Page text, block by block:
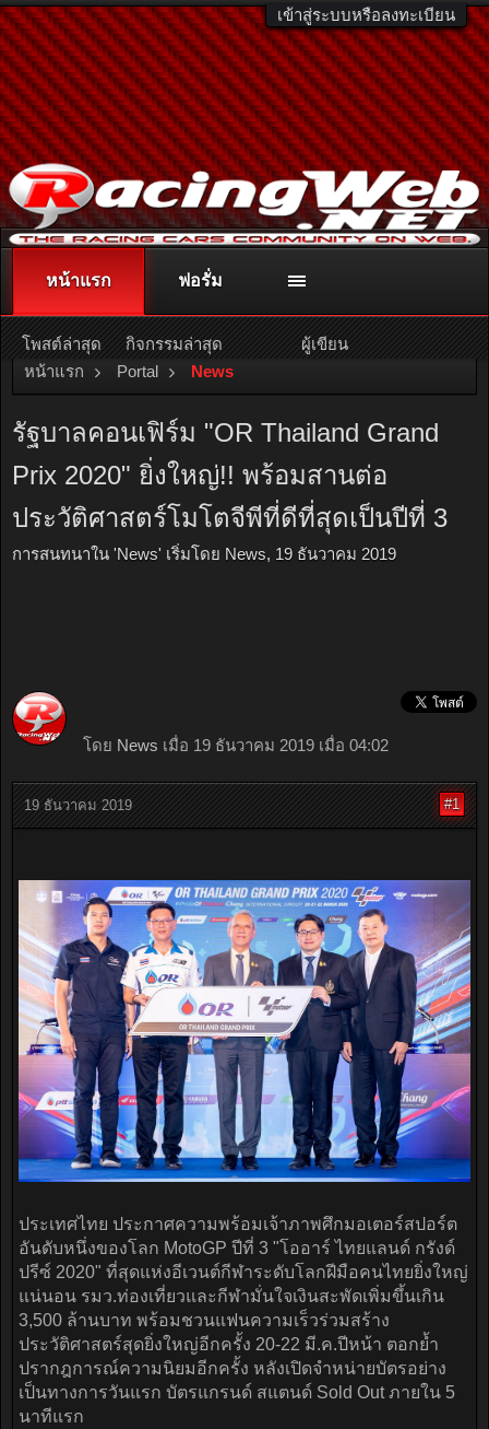
เข้าสู่ระบบหรือลงทะเบียน
ติดต่อลงโฆษณา racingweb@gmail.comหรือโทร. 081-811-1138
หรืออ่านรายละเอียดเพิ่มเติม คลิกที่นี่
หน้าแรก Portal News
รัฐบาลคอนเฟิร์ม "OR Thailand Grand
Prix 2020" ยิ่งใหญ่!! พร้อมสานต่อ
ประวัติศาสตร์โมโตจีพีที่ดีที่สุดเป็นปีที่ 3
การสนทนาใน 'News' เริ่มโดย News, 19 ธันวาคม 2019
โดย News เมื่อ 19 ธันวาคม 2019 เมื่อ 04:02
19 ธันวาคม 2019 #1
ประเทศไทย ประกาศความพร้อมเจ้าภาพศึกมอเตอร์สปอร์ต
อันดับหนึ่งของโลก MotoGP ปีที่ 3 "โออาร์ ไทยแลนด์ กรังด์
ปรีซ์ 2020" ที่สุดแห่งอีเวนต์กีฬาระดับโลกฝีมือคนไทยยิ่งใหญ่
แน่นอน รมว.ท่องเที่ยวและกีฬามั่นใจเงินสะพัดเพิ่มขึ้นเกิน
3,500 ล้านบาท พร้อมชวนแฟนความเร็วร่วมสร้าง
ประวัติศาสตร์สุดยิ่งใหญ่อีกครั้ง 20-22 มี.ค.ปีหน้า ตอกย้ำ
ปรากฎการณ์ความนิยมอีกครั้ง หลังเปิดจำหน่ายบัตรอย่าง
เป็นทางการวันแรก บัตรแกรนด์ สแตนด์ Sold Out ภายใน 5
นาทีแรก
หน้าแรก
โพสต์ล่าสุด กิจกรรมล่าสุด ผู้เขียน
ฟอรั่ม